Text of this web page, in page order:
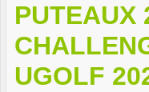
PUTEAUX
UGOLF